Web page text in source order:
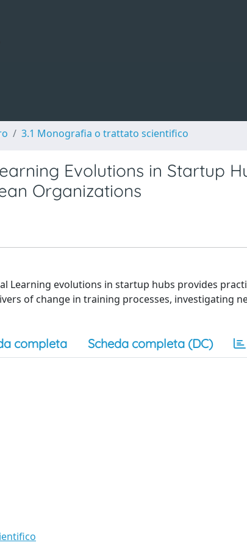
3.1 Monografia o trattato scientifico
Evolutions in Startup
Organizations
Learning evolutions in startup hubs provides
of change in training processes, investigating
completa Scheda completa (DC)